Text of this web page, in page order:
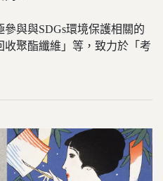
與與SDGs環境保護相關的
聚酯纖維」等，致力於「考